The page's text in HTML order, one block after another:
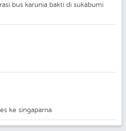
bus karunia bakti di sukabumi
ke singaparna